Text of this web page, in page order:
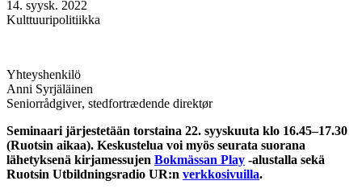
14. syysk. 2022
Kulttuuripolitiikka
Yhteyshenkilö
Anni Syrjäläinen
Seniorrådgiver, stedfortrædende direktør
Seminaari järjestetään torstaina 22. syyskuuta klo 16.45–17.30
(Ruotsin aikaa). Keskustelua voi myös seurata suorana
lähetyksenä kirjamessujen Bokmässan Play -alustalla sekä
Ruotsin Utbildningsradio UR:n verkkosivuilla.